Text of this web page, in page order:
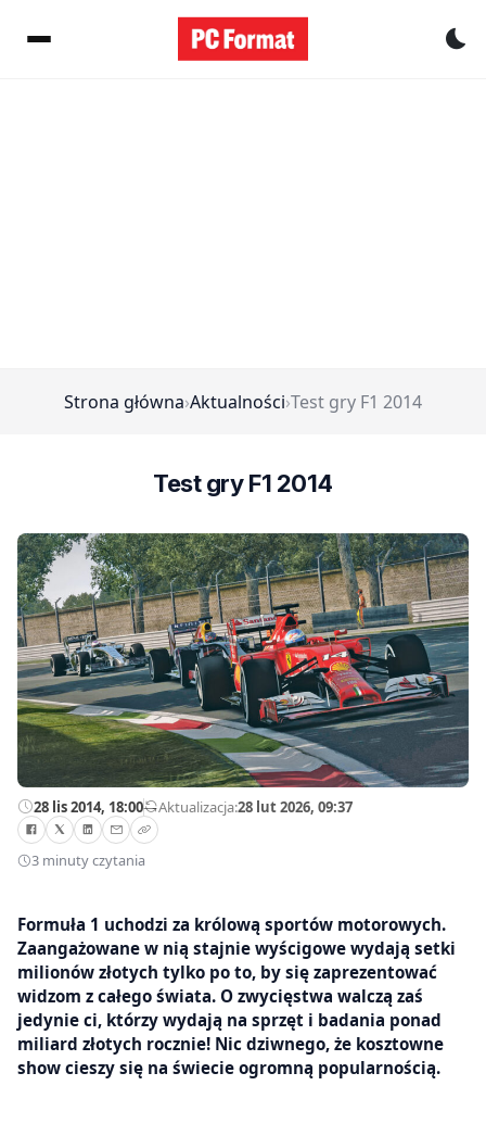
Strona główna›Aktualności›Test gry F1 2014
Test gry F1 2014
28 lis 2014, 18:00—Aktualizacja:28 lut 2026, 09:37
3 minuty czytania
Formuła 1 uchodzi za królową sportów motorowych.
Zaangażowane w nią stajnie wyścigowe wydają setki
milionów złotych tylko po to, by się zaprezentować
widzom z całego świata. O zwycięstwa walczą zaś
jedynie ci, którzy wydają na sprzęt i badania ponad
miliard złotych rocznie! Nic dziwnego, że kosztowne
show cieszy się na świecie ogromną popularnością.